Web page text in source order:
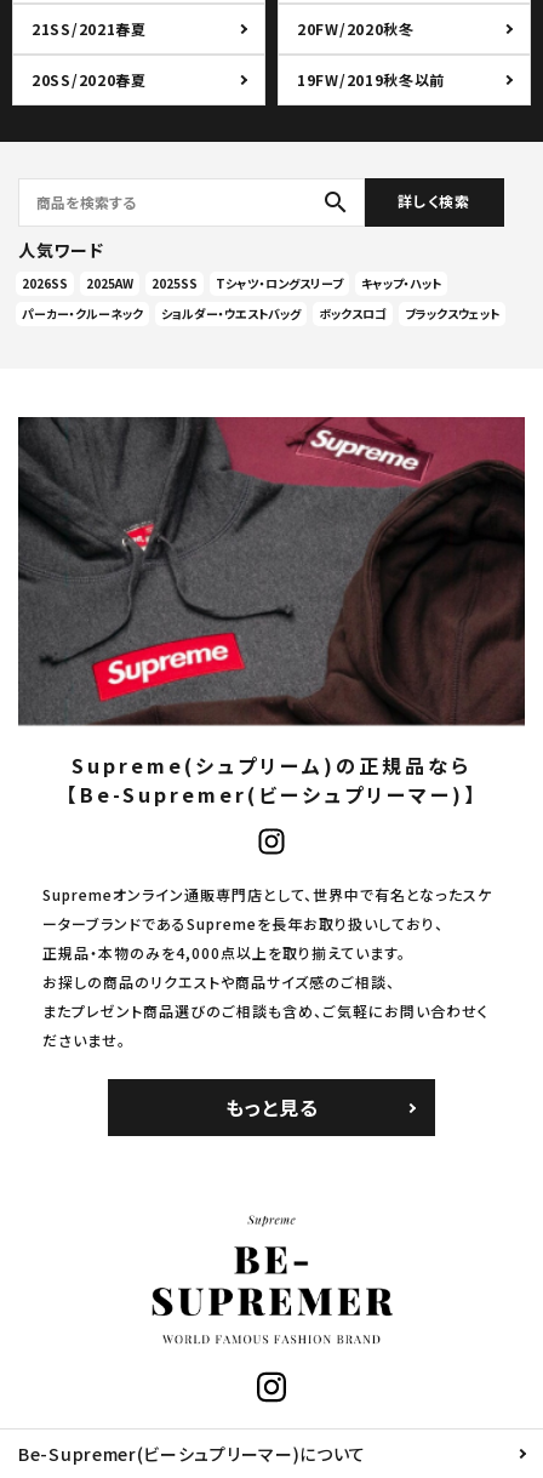
21SS/2021春夏 20FW/2020秋冬
20SS/2020春夏 19FW/2019秋冬以前
search 詳しく検索
人気ワード
2026SS 2025AW 2025SS Tシャツ・ロングスリーブ
キャップ・ハット
パーカー・クルーネック
ショルダー・ウエストバッグ ボックスロゴ ブラックスウェット
Supreme(シュプリーム)の正規品なら
【Be-Supremer(ビーシュプリーマー)】
Supremeオンライン通販専門店として、世界中で有名となったスケ
ーターブランドであるSupremeを長年お取り扱いしており、
正規品・本物のみを4,000点以上を取り揃えています。
お探しの商品のリクエストや商品サイズ感のご相談、
またプレゼント商品選びのご相談も含め、ご気軽にお問い合わせく
ださいませ。
もっと見る
Be-Supremer(ビーシュプリーマー)について